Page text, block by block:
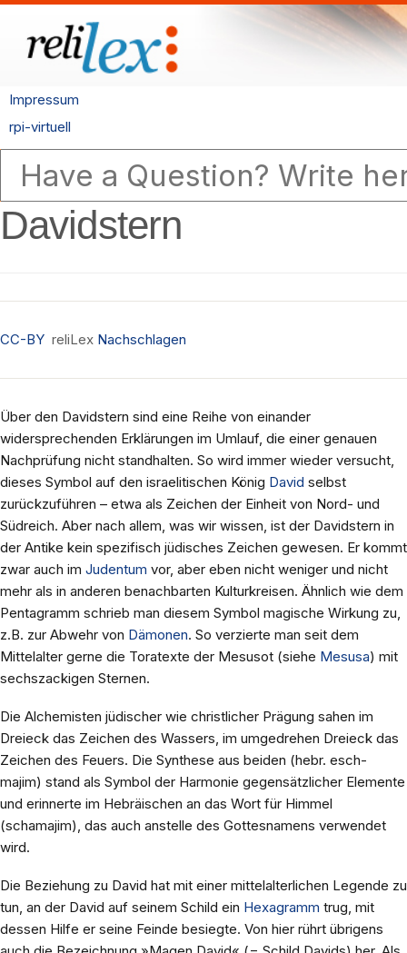
Impressum
rpi-virtuell
Davidstern
CC-BY reliLex Nachschlagen
Über den Davidstern sind eine Reihe von einander
widersprechenden Erklärungen im Umlauf, die einer genauen
Nachprüfung nicht standhalten. So wird immer wieder versucht,
dieses Symbol auf den israelitischen König David selbst
zurückzuführen – etwa als Zeichen der Einheit von Nord- und
Südreich. Aber nach allem, was wir wissen, ist der Davidstern in
der Antike kein spezifisch jüdisches Zeichen gewesen. Er kommt
zwar auch im Judentum vor, aber eben nicht weniger und nicht
mehr als in anderen benachbarten Kulturkreisen. Ähnlich wie dem
Pentagramm schrieb man diesem Symbol magische Wirkung zu,
z.B. zur Abwehr von Dämonen. So verzierte man seit dem
Mittelalter gerne die Toratexte der Mesusot (siehe Mesusa) mit
sechszackigen Sternen.
Die Alchemisten jüdischer wie christlicher Prägung sahen im
Dreieck das Zeichen des Wassers, im umgedrehen Dreieck das
Zeichen des Feuers. Die Synthese aus beiden (hebr. esch-
majim) stand als Symbol der Harmonie gegensätzlicher Elemente
und erinnerte im Hebräischen an das Wort für Himmel
(schamajim), das auch anstelle des Gottesnamens verwendet
wird.
Die Beziehung zu David hat mit einer mittelalterlichen Legende zu
tun, an der David auf seinem Schild ein Hexagramm trug, mit
dessen Hilfe er seine Feinde besiegte. Von hier rührt übrigens